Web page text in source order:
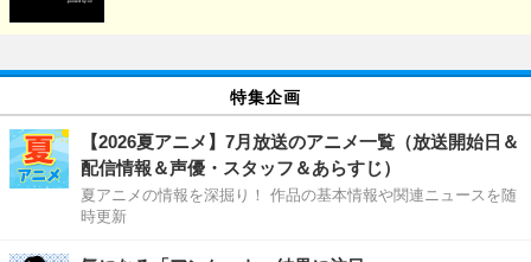
特集企画
【2026夏アニメ】7月放送のアニメ一覧（放送開始日＆
配信情報＆声優・スタッフ＆あらすじ）
夏アニメの情報を深掘り！ 作品の基本情報や関連ニュースを随
時更新